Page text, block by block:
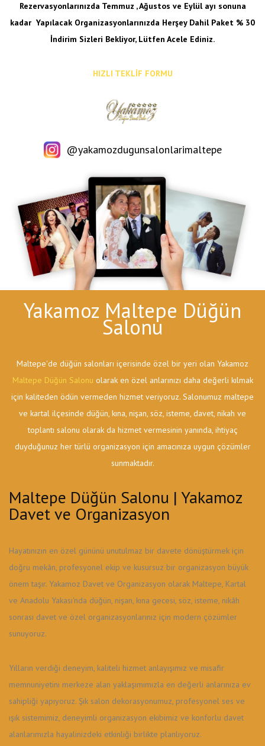
Rezervasyonlarınızda Temmuz , Ağustos ve Eylül ayı sonuna
kadar Yapılacak Organizasyonlarınızda Herşey Dahil Paket % 30
İndirim Sizleri Bekliyor, Lütfen Acele Ediniz.
HIZLI TEKLİF FORMU
@yakamozdugunsalonlarimaltepe
Yakamoz Maltepe Düğün
Salonu
Maltepe'de düğün salonları içerisinde özel bir yeri olan Yakamoz
Maltepe Düğün Salonu olarak en özel anlarınızı daha değerli kılmak
için kaliteden ödün vermeden hizmet veriyoruz. Salonumuz maltepe
ve kartal ilçesinde düğün, kına, nişan, söz, isteme, davet, nikah ve
toplantı salonu olarak da hizmet vermesinin yanında, ihtiyaç
duyduğunuz her türlü organizasyon için amacınıza uygun çözümler
sunmaktadır.
Maltepe Düğün Salonu | Yakamoz
Davet ve Organizasyon
Hayatınızın en özel gününü unutulmaz bir davete dönüştürmek için
doğru mekân, profesyonel ekip ve kusursuz bir organizasyon büyük
önem taşır. Yakamoz Davet ve Organizasyon olarak Maltepe, Kartal
ve Anadolu Yakası'nda düğün, nişan, kına gecesi, söz, isteme, nikâh
sonrası davet ve özel organizasyonlarınız için modern çözümler
sunuyoruz.
Yılların verdiği deneyim, kaliteli hizmet anlayışımız ve misafir
memnuniyetini merkeze alan yaklaşımımızla en değerli anlarınıza ev
sahipliği yapıyoruz. Şık salon dekorasyonumuz, profesyonel ses ve
ışık sistemimiz, deneyimli organizasyon ekibimiz ve konforlu davet
alanlarımızla hayalinizdeki etkinliği birlikte planlıyoruz.